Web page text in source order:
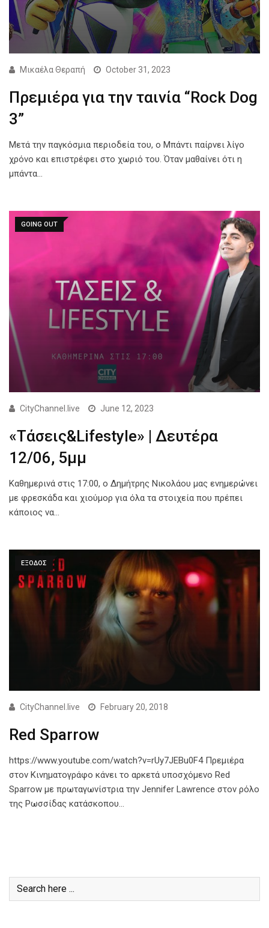
Μικαέλα Θεραπή October 31, 2023
Πρεμιέρα για την ταινία “Rock Dog
3”
Μετά την παγκόσμια περιοδεία του, ο Μπάντι παίρνει λίγο
χρόνο και επιστρέφει στο χωριό του. Όταν μαθαίνει ότι η
μπάντα…
GOING OUT
CityChannel.live June 12, 2023
«Τάσεις&Lifestyle» | Δευτέρα
12/06, 5μμ
Καθημερινά στις 17:00, ο Δημήτρης Νικολάου μας ενημερώνει
με φρεσκάδα και χιούμορ για όλα τα στοιχεία που πρέπει
κάποιος να…
ΕΞΟΔΟΣ
CityChannel.live February 20, 2018
Red Sparrow
https://www.youtube.com/watch?v=rUy7JEBu0F4 Πρεμιέρα
στον Κινηματογράφο κάνει το αρκετά υποσχόμενο Red
Sparrow με πρωταγωνίστρια την Jennifer Lawrence στον ρόλο
της Ρωσσίδας κατάσκοπου…